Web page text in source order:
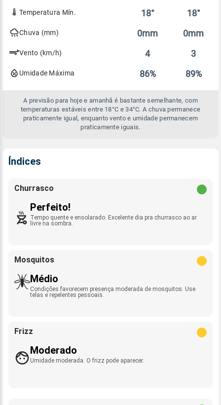
previsão
hoje
Temperatura Mín. 18° 18°
Chuva (mm) 0mm 0mm
Vento (km/h) 4 3
Umidade Máxima 86% 89%
A previsão para hoje e amanhã é bastante semelhante, com
temperaturas estáveis entre 18°C e 34°C. A chuva permanece
praticamente igual, enquanto vento e umidade permanecem
praticamente iguais.
Índices
Churrasco
Perfeito!
Tempo quente e ensolarado. Excelente dia pra churrasco ao ar
livre na sombra.
Mosquitos
Médio
Condições favorecem presença moderada de mosquitos. Use
telas e repelentes pessoais.
Frizz
Moderado
Umidade moderada. O frizz pode aparecer.